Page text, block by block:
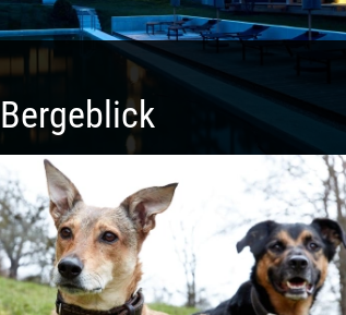
Architektur, außergewöhnliches Design –
Ruhe und Entspannung. Ausgedehnte